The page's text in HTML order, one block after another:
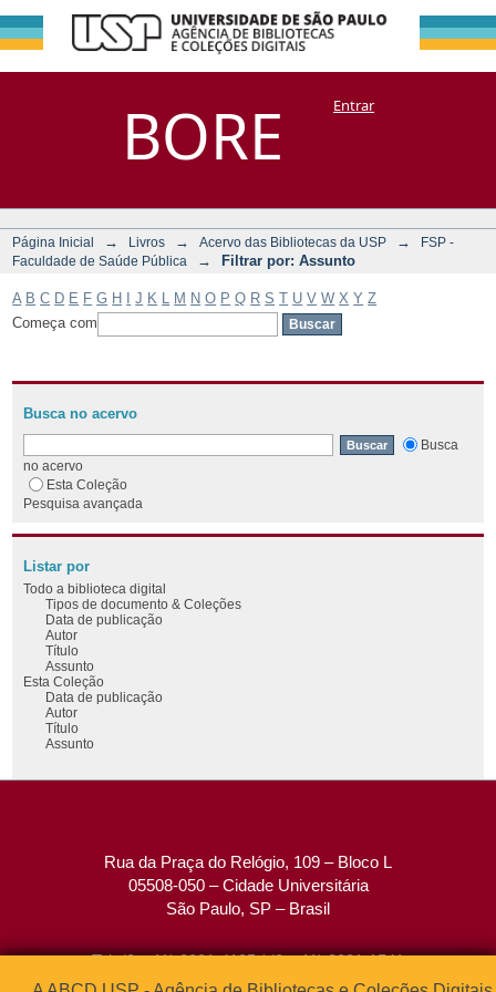
BORE
Filtrar por:
Assunto
DSpace/Manakin + CoriscoEntrar
Página Inicial → Livros → Acervo das Bibliotecas da USP →
FSP -
Faculdade de Saúde Pública
→ Filtrar por: Assunto
A B C D E F G H J K M N O P Q R S T U V W X Y Z
Começa com
Busca no acervo
Busca
no acervo
Esta Coleção
Pesquisa avançada
Listar por
Todo a biblioteca digital
Tipos de documento & Coleções
Data de publicação
Autor
Título
Assunto
Esta Coleção
Data de publicação
Autor
Título
Assunto
Rua da Praça do Relógio, 109 – Bloco L
05508-050 – Cidade Universitária
São Paulo, SP – Brasil
Tel: (0xx11) 3091-4195 / (0xx11) 3091-1541
Fax: (0xx11) 3091-1567